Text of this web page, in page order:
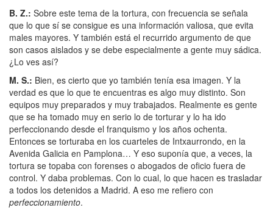
B. Z.: Sobre este tema de la tortura, con frecuencia se señala
que lo que sí se consigue es una información valiosa, que evita
males mayores. Y también está el recurrido argumento de que
son casos aislados y se debe especialmente a gente muy sádica.
¿Lo ves así?
M. S.: Bien, es cierto que yo también tenía esa imagen. Y la
verdad es que lo que te encuentras es algo muy distinto. Son
equipos muy preparados y muy trabajados. Realmente es gente
que se ha tomado muy en serio lo de torturar y lo ha ido
perfeccionando desde el franquismo y los años ochenta.
Entonces se torturaba en los cuarteles de Intxaurrondo, en la
Avenida Galicia en Pamplona… Y eso suponía que, a veces, la
tortura se topaba con forenses o abogados de oficio fuera de
control. Y daba problemas. Con lo cual, lo que hacen es trasladar
a todos los detenidos a Madrid. A eso me refiero con
perfeccionamiento.